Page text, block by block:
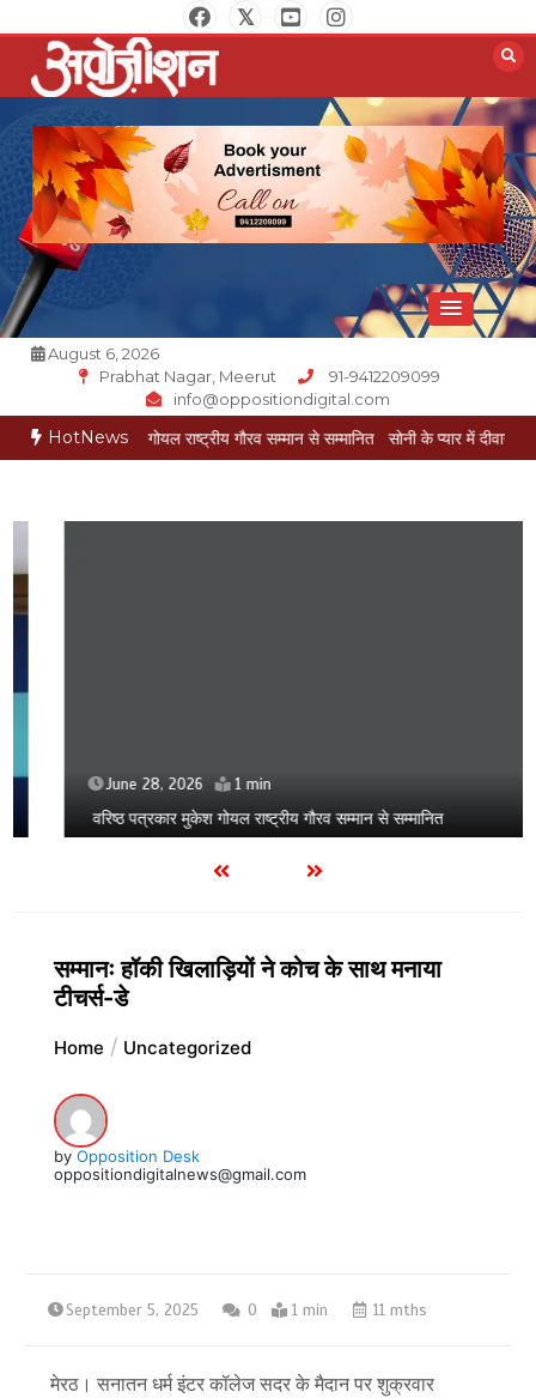
to
content
Opposition Digital
August 6, 2026
Prabhat Nagar, Meerut
91-9412209099
info@oppositiondigital.com
HotNews
मुकेश गोयल राष्ट्रीय गौरव सम्मान से सम्मानित सोनी के प्यार में दीवानी सीता पहुंची मेरठ
June 28, 2026 1 min
वरिष्ठ पत्रकार मुकेश गोयल राष्ट्रीय गौरव सम्मान से सम्मानित
सम्मानः हॉकी खिलाड़ियों ने कोच के साथ मनाया
टीचर्स-डे
Home Uncategorized
by Opposition Desk
oppositiondigitalnews@gmail.com
September 5, 2025 0 1 min 11 mths
मेरठ। सनातन धर्म इंटर कॉलेज सदर के मैदान पर शुक्रवार